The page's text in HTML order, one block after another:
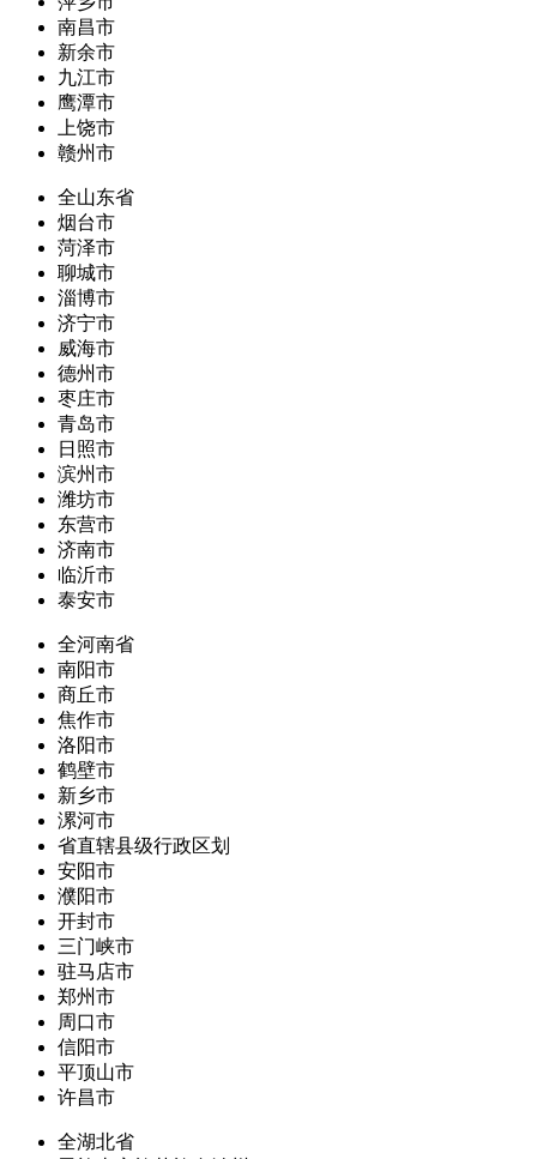
南昌市
新余市
九江市
鹰潭市
上饶市
赣州市
全山东省
烟台市
菏泽市
聊城市
淄博市
济宁市
威海市
德州市
枣庄市
青岛市
日照市
滨州市
潍坊市
东营市
济南市
临沂市
泰安市
全河南省
南阳市
商丘市
焦作市
洛阳市
鹤壁市
新乡市
漯河市
省直辖县级行政区划
安阳市
濮阳市
开封市
三门峡市
驻马店市
郑州市
周口市
信阳市
平顶山市
许昌市
全湖北省